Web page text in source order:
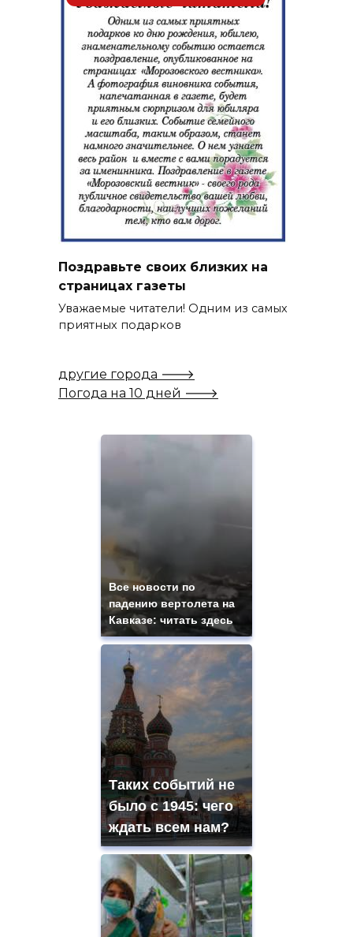
Поздравьте своих близких на
страницах газеты
Уважаемые читатели! Одним из самых
приятных подарков
другие города 🡒
Погода на 10 дней 🡒
Все новости по
падению вертолета на
Кавказе: читать здесь
Таких событий не
было с 1945: чего
ждать всем нам?